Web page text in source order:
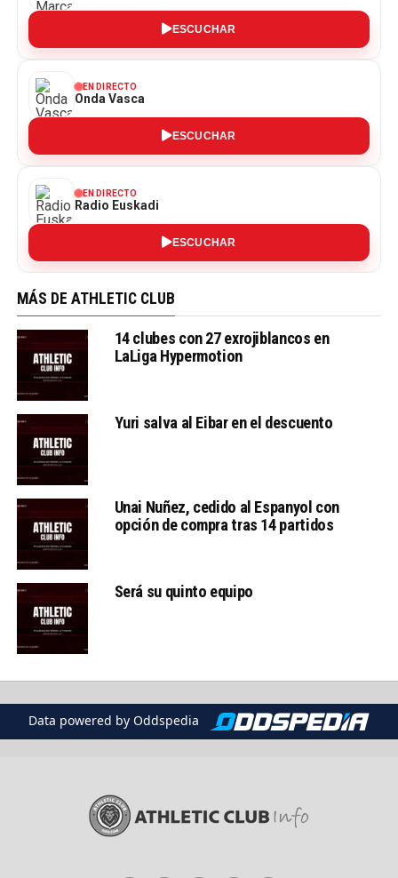
ESCUCHAR
EN DIRECTO
Onda Vasca
ESCUCHAR
EN DIRECTO
Radio Euskadi
ESCUCHAR
MÁS DE ATHLETIC CLUB
14 clubes con 27 exrojiblancos en
LaLiga Hypermotion
Yuri salva al Eibar en el descuento
Unai Nuñez, cedido al Espanyol con
opción de compra tras 14 partidos
Será su quinto equipo
Data powered by Oddspedia